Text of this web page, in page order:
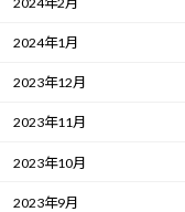
2024年1月
2023年12月
2023年11月
2023年10月
2023年9月